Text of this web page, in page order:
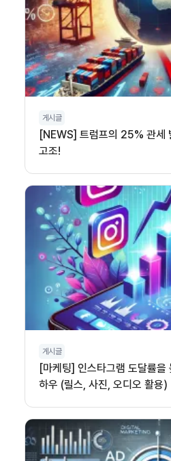
게시글
[NEWS] 트럼프의 25% 관세
고조!
게시글
[마케팅] 인스타그램 도달률을
하우 (릴스, 사진, 오디오 활용)